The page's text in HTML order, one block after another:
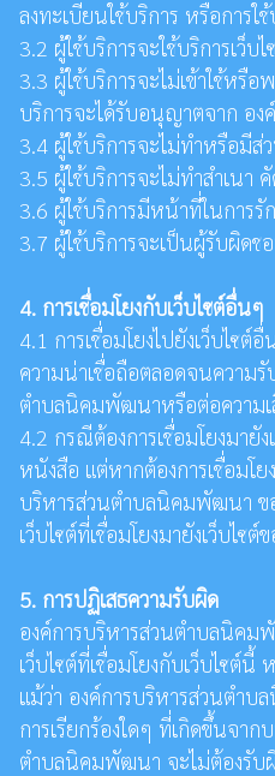
ลงทะเบียนใช้บริการ หรือการใ
3.2 ผู้ใช้บริการจะใช้บริการเ
3.3 ผู้ใช้บริการจะไม่เข้าใช้หรื
บริการจะได้รับอนุญาตจาก อ
3.4 ผู้ใช้บริการจะไม่ทำหรือมี
3.5 ผู้ใช้บริการจะไม่ทำสำเน
3.6 ผู้ใช้บริการมีหน้าที่ในการรั
3.7 ผู้ใช้บริการจะเป็นผู้รับผิด
4. การเชื่อมโยงกับเว็บไซต์อื่นๆ
4.1 การเชื่อมโยงไปยังเว็บไซ
ความน่าเชื่อถือตลอดจนความ
ตำบลนิคมพัฒนาหรือต่อความเสี
4.2 กรณีต้องการเชื่อมโยงมายั
หนังสือ แต่หากต้องการเชื่อมโ
บริหารส่วนตำบลนิคมพัฒนา ขอ
เว็บไซต์ที่เชื่อมโยงมายังเว็บไ
5. การปฏิเสธความรับผิด
องค์การบริหารส่วนตำบลนิคมพั
เว็บไซต์ที่เชื่อมโยงกับเว็บไซต์
แม้ว่า องค์การบริหารส่วนตำบ
การเรียกร้องใดๆ ที่เกิดขึ้นจา
ตำบลนิคมพัฒนา จะไม่ต้องรับผิ